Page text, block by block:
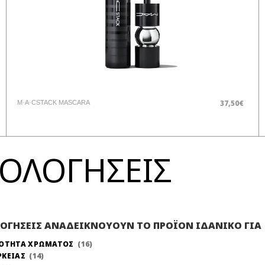
M·A·CSTACK MASCARA 37,50€
ΑΝΑΔΕΙΚΝΟΥΟΥΝ ΤΟ ΠΡΟΪΟΝ ΙΔΑΝΙΚΟ ΓΙΑ
ΧΡΩΜΑΤΟΣ
16
14